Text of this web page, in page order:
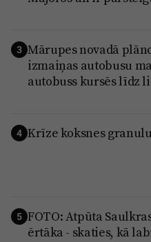
3 Mārupes novadā
izmaiņas autobusu
autobuss kursēs līdz
4 Krīze koksnes
5 FOTO: Atpūta
ērtāka - skaties, kā